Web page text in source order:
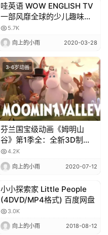
3-6岁动画
哇英语 WOW ENGLISH TV
一部风靡全球的少儿趣味英
语动画视频【官方订阅版
357集】2020.03.27
5.7K
向上的小雨 2020-03-28
3-6岁动画
芬兰国宝级动画《姆明山
谷》第1季全：全新3D制
作，好莱坞顶级电影团队倾
力打造
4.2K
向上的小雨 2020-07-12
3-6岁动画
小小探索家 Little People
(4DVD/MP4格式) 百度网盘
3.0K
向上的小雨 2018-08-12